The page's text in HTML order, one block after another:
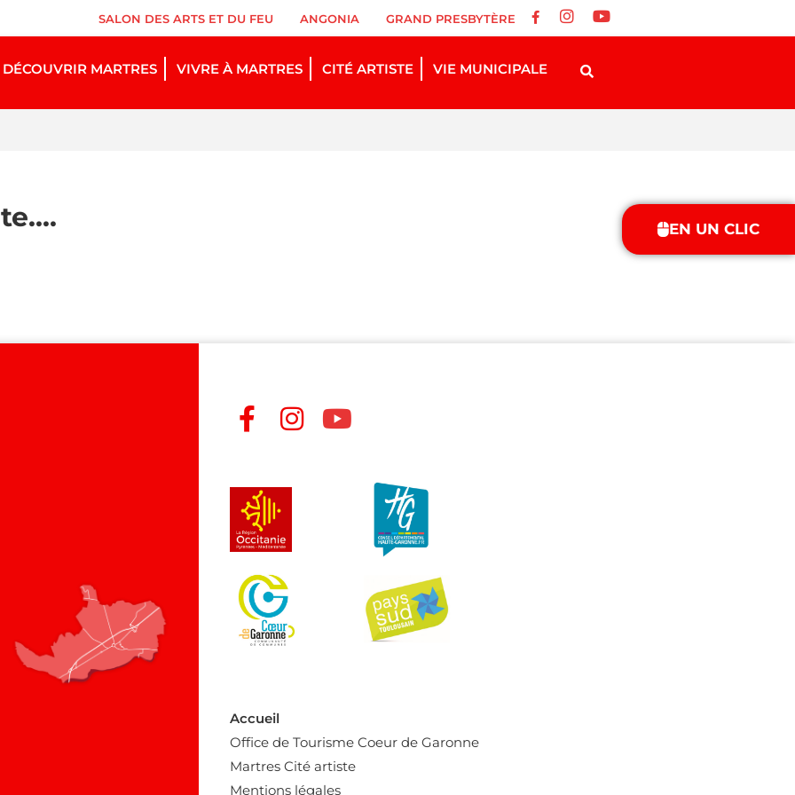
EN UN CLIC
SALON DES ARTS ET DU FEU ANGONIA GRAND PRESBYTÈRE
DÉCOUVRIR MARTRES VIVRE À MARTRES CITÉ ARTISTE VIE MUNICIPALE
Accueil
Office de Tourisme Coeur de Garonne
Martres Cité artiste
Mentions légales